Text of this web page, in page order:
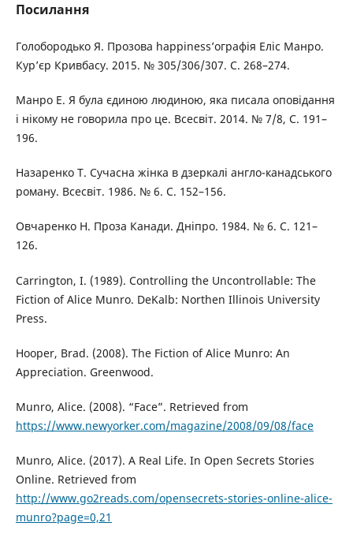
Посилання
Голобородько Я. Прозова happiness’ографія Еліс Манро.
Кур’єр Кривбасу. 2015. № 305/306/307. С. 268–274.
Манро Е. Я була єдиною людиною, яка писала оповідання
і нікому не говорила про це. Всесвіт. 2014. № 7/8, С. 191–
196.
Назаренко Т. Сучасна жінка в дзеркалі англо-канадського
роману. Всесвіт. 1986. № 6. С. 152–156.
Овчаренко Н. Проза Канади. Дніпро. 1984. № 6. С. 121–
126.
Carrington, I. (1989). Controlling the Uncontrollable: The
Fiction of Alice Munro. DeKalb: Northen Illinois University
Press.
Hooper, Brad. (2008). The Fiction of Alice Munro: An
Appreciation. Greenwood.
Munro, Alice. (2008). “Face”. Retrieved from
https://www.newyorker.com/magazine/2008/09/08/face
Munro, Alice. (2017). A Real Life. In Open Secrets Stories
Online. Retrieved from
http://www.go2reads.com/opensecrets-stories-online-alice-
munro?page=0,21